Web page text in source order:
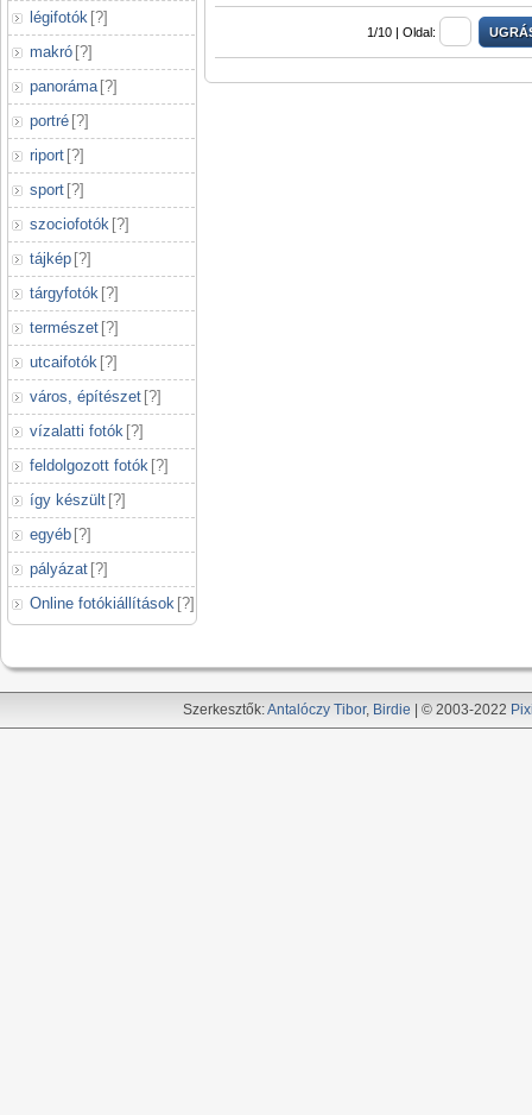
légifotók [?]
makró [?]
panoráma [?]
portré [?]
riport [?]
sport [?]
szociofotók [?]
tájkép [?]
tárgyfotók [?]
természet [?]
utcaifotók [?]
város, építészet [?]
vízalatti fotók [?]
feldolgozott fotók [?]
így készült [?]
egyéb [?]
pályázat [?]
Online fotókiállítások [?]
1/10 | Oldal:
Szerkesztők:Antalóczy Tibor, Birdie | © 2003-2022